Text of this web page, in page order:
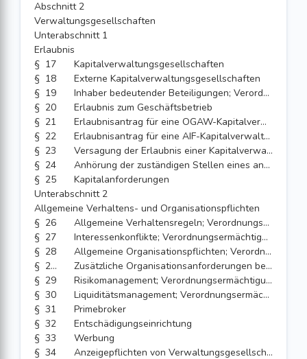
Abschnitt 2
Verwaltungsgesellschaften
Unterabschnitt 1
Erlaubnis
§ 17
Kapitalverwaltungsgesellschaften
§ 18
Externe Kapitalverwaltungsgesellschaften
§ 19
Inhaber bedeutender Beteiligungen; Verordnungsermächtigung
§ 20
Erlaubnis zum Geschäftsbetrieb
§ 21
Erlaubnisantrag für eine OGAW-Kapitalverwaltungsgesellschaft und Erlaubniserteilung
§ 22
Erlaubnisantrag für eine AIF-Kapitalverwaltungsgesellschaft und Erlaubniserteilung
§ 23
Versagung der Erlaubnis einer Kapitalverwaltungsgesellschaft
§ 24
Anhörung der zuständigen Stellen eines anderen Mitgliedstaates der Europäischen Union oder eines anderen Vertragsstaates des Abkommens über den Europäischen Wirtschaftsraum; Aussetzung oder Beschränkung der Erlaubnis bei Unternehmen mit Sitz in einem Drittstaat
§ 25
Kapitalanforderungen
Unterabschnitt 2
Allgemeine Verhaltens- und Organisationspflichten
§ 26
Allgemeine Verhaltensregeln; Verordnungsermächtigung
§ 27
Interessenkonflikte; Verordnungsermächtigung
§ 28
Allgemeine Organisationspflichten; Verordnungsermächtigung
§ 28a
Zusätzliche Organisationsanforderungen bei der Verwaltung von Entwicklungsförderungsfonds
§ 29
Risikomanagement; Verordnungsermächtigung
§ 30
Liquiditätsmanagement; Verordnungsermächtigung
§ 31
Primebroker
§ 32
Entschädigungseinrichtung
§ 33
Werbung
§ 34
Anzeigepflichten von Verwaltungsgesellschaften gegenüber der Bundesanstalt und der Bundesbank